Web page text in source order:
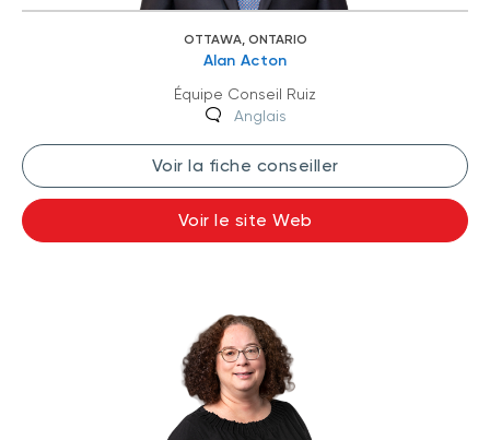
OTTAWA, ONTARIO
Alan Acton
Équipe Conseil Ruiz
Anglais
Voir la fiche conseiller
Voir le site Web